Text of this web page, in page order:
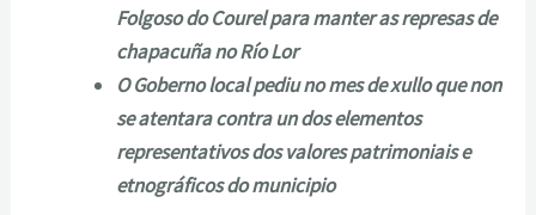
Folgoso do Courel para manter as represas de
chapacuña no Río Lor
O Goberno local pediu no mes de xullo que non
se atentara contra un dos elementos
representativos dos valores patrimoniais e
etnográficos do municipio